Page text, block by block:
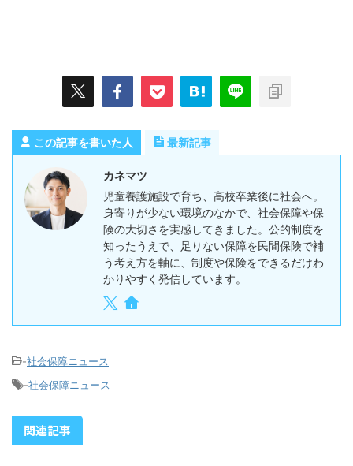
この記事を書いた人 最新記事
カネマツ
児童養護施設で育ち、高校卒業後に社会へ。
身寄りが少ない環境のなかで、社会保障や保
険の大切さを実感してきました。公的制度を
知ったうえで、足りない保障を民間保険で補
う考え方を軸に、制度や保険をできるだけわ
かりやすく発信しています。
-社会保障ニュース
-社会保障ニュース
関連記事